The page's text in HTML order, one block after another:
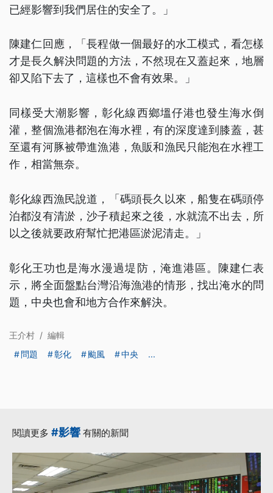
已經影響到我們居住的安全了。」
陳建仁回應，「長程做一個最好的水工模式，看怎樣
才是長久解決問題的方法，不然現在又蓋起來，地層
卻又陷下去了，這樣也不會有效果。」
同樣受大潮影響，彰化線西鄉塭仔港也發生海水倒
灌，整個漁港都泡在海水裡，有的深度達到膝蓋，甚
至還有河豚被帶進漁港，魚販和漁民只能泡在水裡工
作，相當無奈。
彰化線西漁民說道，「碼頭長久以來，船隻在碼頭停
泊都沒有清淤，沙子積起來之後，水就流不出去，所
以之後就要政府幫忙把港區淤泥清走。」
彰化王功也是海水漫過堤防，淹進港區。陳建仁表
示，將全面盤點台灣沿海漁港的情形，找出淹水的問
題，中央也會和地方合作來解決。
王介村 / 編輯
問題
彰化 颱風 中央 ...
閱讀更多 #影響 有關的新聞